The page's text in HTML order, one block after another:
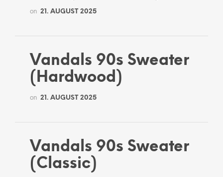
on 21. AUGUST 2025
Vandals 90s Sweater
(Hardwood)
on 21. AUGUST 2025
Vandals 90s Sweater
(Classic)